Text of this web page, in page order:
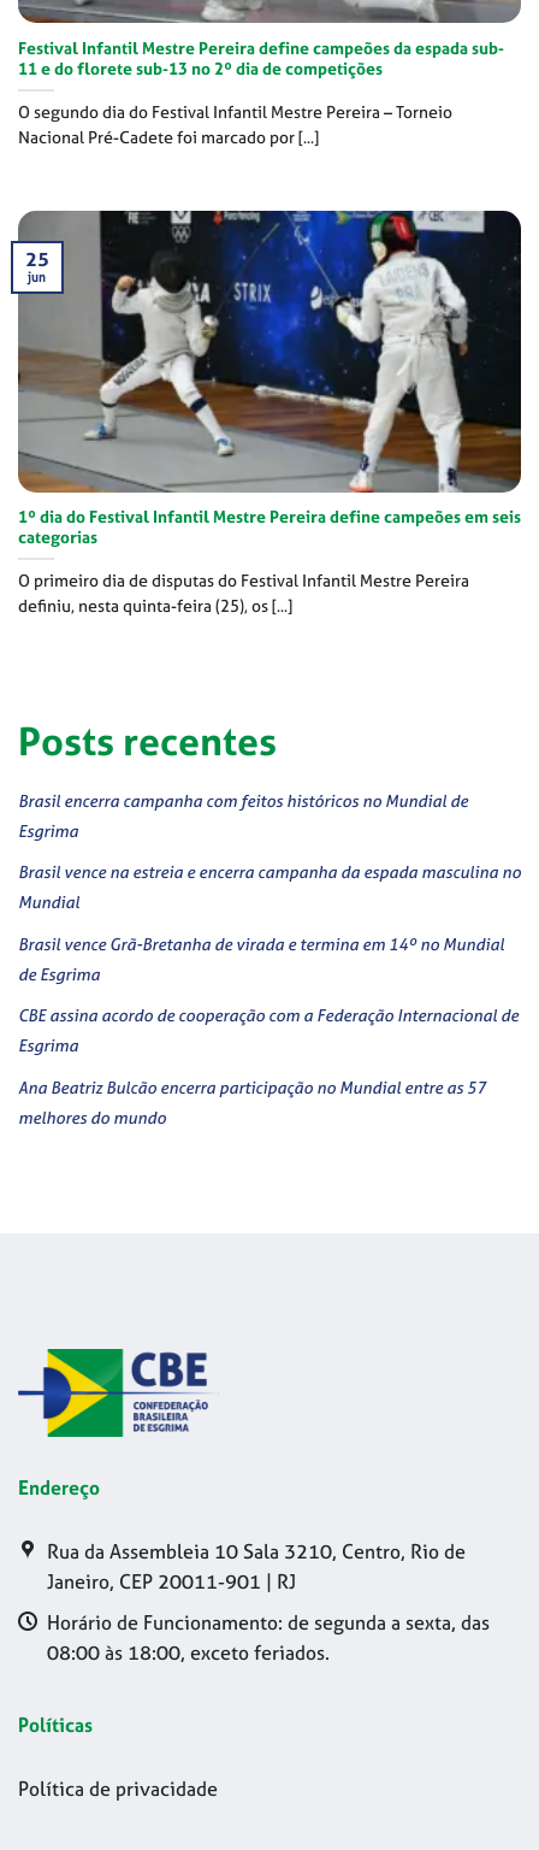
Festival Infantil Mestre Pereira define campeões da espada sub-
11 e do florete sub-13 no 2º dia de competições
O segundo dia do Festival Infantil Mestre Pereira – Torneio
Nacional Pré-Cadete foi marcado por [...]
1º dia do Festival Infantil Mestre Pereira define campeões em seis
categorias
O primeiro dia de disputas do Festival Infantil Mestre Pereira
definiu, nesta quinta-feira (25), os [...]
25
jun
Posts recentes
Brasil encerra campanha com feitos históricos no Mundial de
Esgrima
Brasil vence na estreia e encerra campanha da espada masculina no
Mundial
Brasil vence Grã-Bretanha de virada e termina em 14º no Mundial
de Esgrima
CBE assina acordo de cooperação com a Federação Internacional de
Esgrima
Ana Beatriz Bulcão encerra participação no Mundial entre as 57
melhores do mundo
Endereço
Rua da Assembleia 10 Sala 3210, Centro, Rio de
Janeiro, CEP 20011-901 | RJ
Horário de Funcionamento: de segunda a sexta, das
08:00 às 18:00, exceto feriados.
Políticas
Política de privacidade